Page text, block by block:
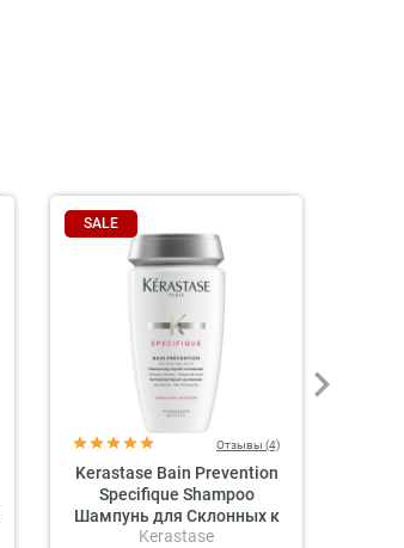
SALE
Отзывы (4)
Kerastase Bain Prevention
Specifique Shampoo
Шампунь для Склонных к
Выпадению Волос
Kerastase